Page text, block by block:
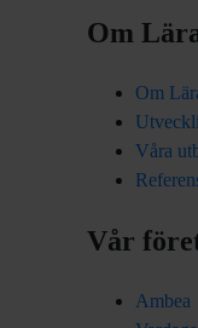
Om
Om
Våra
Vår
Ambea